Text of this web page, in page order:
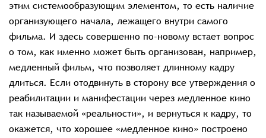
этим системообразующим элементом, то есть наличие
организующего начала, лежащего внутри самого
фильма. И здесь совершенно по-новому встает вопрос
о том, как именно может быть организован, например,
медленный фильм, что позволяет длинному кадру
длиться. Если отодвинуть в сторону все утверждения о
реабилитации и манифестации через медленное кино
так называемой «реальности», и вернуться к кадру, то
окажется, что хорошее «медленное кино» построено